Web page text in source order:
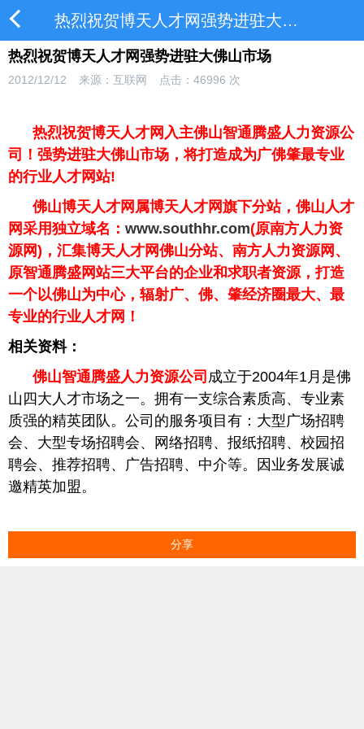
热烈祝贺博天人才网强势进驻大佛山市场
热烈祝贺博天人才网强势进驻大佛山市场
2012/12/12 来源：互联网 点击： 46996 次
热烈祝贺博天人才网入主佛山智通腾盛人力资源公
司！强势进驻大佛山市场，将打造成为广佛肇最专业
的行业人才网站!
佛山博天人才网属博天人才网旗下分站，佛山人才
网采用独立域名： www.southhr.com(原南方人力资
源网)，汇集博天人才网佛山分站、南方人力资源网、
原智通腾盛网站三大平台的企业和求职者资源，打造
一个以佛山为中心，辐射广、佛、肇经济圈最大、最
专业的行业人才网！
相关资料：
佛山智通腾盛人力资源公司 成立于2004年1月是佛
山四大人才市场之一。拥有一支综合素质高、专业素
质强的精英团队。公司的服务项目有：大型广场招聘
会、大型专场招聘会、网络招聘、报纸招聘、校园招
聘会、推荐招聘、广告招聘、中介等。因业务发展诚
邀精英加盟。
分享